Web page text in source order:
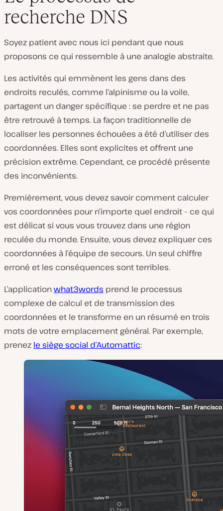
recherche DNS
Soyez patient avec nous ici pendant que nous
proposons ce qui ressemble à une analogie abstraite.
Les activités qui emmènent les gens dans des
endroits reculés, comme l’alpinisme ou la voile,
partagent un danger spécifique : se perdre et ne pas
être retrouvé à temps. La façon traditionnelle de
localiser les personnes échouées a été d’utiliser des
coordonnées. Elles sont explicites et offrent une
précision extrême. Cependant, ce procédé présente
des inconvénients.
Premièrement, vous devez savoir comment calculer
vos coordonnées pour n’importe quel endroit – ce qui
est délicat si vous vous trouvez dans une région
reculée du monde. Ensuite, vous devez expliquer ces
coordonnées à l’équipe de secours. Un seul chiffre
erroné et les conséquences sont terribles.
L’applicationwhat3words prend le processus
complexe de calcul et de transmission des
coordonnées et le transforme en un résumé en trois
mots de votre emplacement général. Par exemple,
prenez le siège social d’Automattic: